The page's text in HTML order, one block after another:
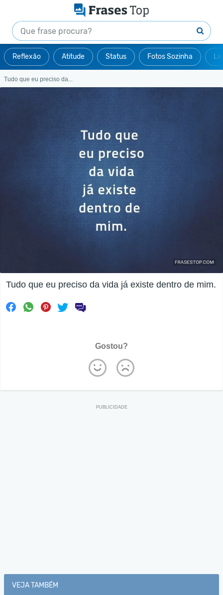
Reflexão Atitude Status Fotos Sozinha
Tudo que eu preciso da...
Tudo que eu preciso da vida já existe dentro de mim.
Gostou?
VEJA TAMBÉM